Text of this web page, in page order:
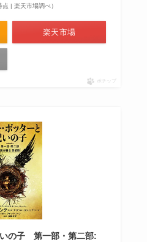
| 楽天市場調べ）
楽天市場
ポチップ
の子 第一部・第二部: